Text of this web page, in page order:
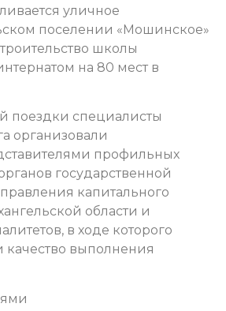
уличное
поселении «Мошинское»
школы
на 80 мест в
поездки специалисты
организовали
профильных
государственной
капитального
области и
в ходе которого
качество выполнения